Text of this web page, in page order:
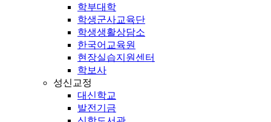
학부대학
학생군사교육단
학생생활상담소
한국어교육원
현장실습지원센터
학보사
성신교정
대신학교
발전기금